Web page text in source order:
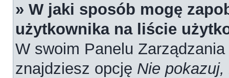
» W jaki sposób mogę
użytkownika na liście
W swoim Panelu
znajdziesz opcję Nie